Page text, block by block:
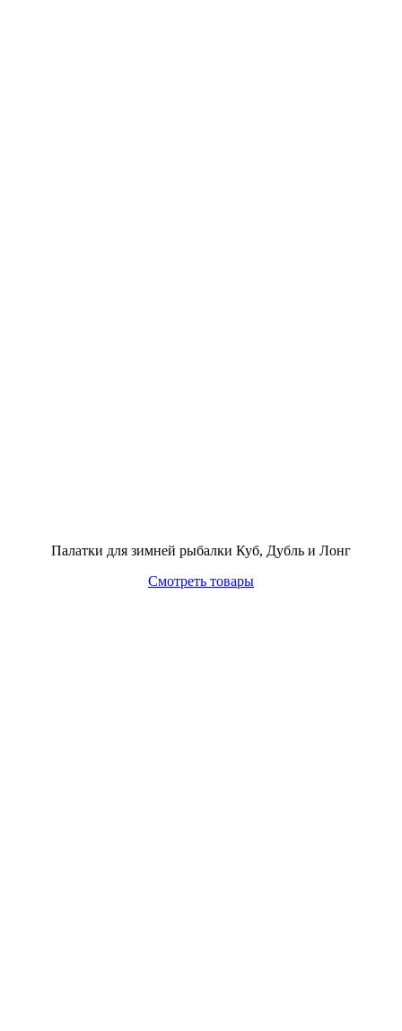
Палатки для зимней рыбалки Куб, Дубль и Лонг
Смотреть товары